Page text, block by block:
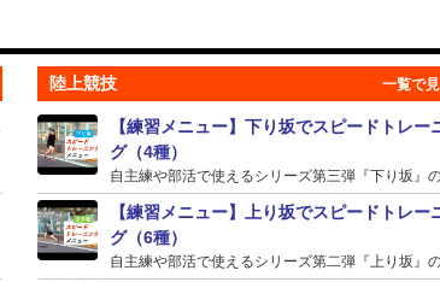
陸上競技
【練習メニュー】下り坂でスピードトレー
グ（4種）
自主練や部活で使えるシリーズ第三弾『下り坂』の
【練習メニュー】上り坂でスピードトレー
グ（6種）
自主練や部活で使えるシリーズ第二弾『上り坂』の